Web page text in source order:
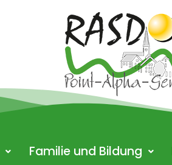
Familie und Bildung